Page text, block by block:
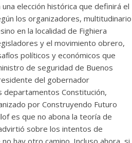
elección histórica que definirá el
los organizadores, multitudinario
en la localidad de Fighiera
y el movimiento obrero,
políticos y económicos que
de seguridad de Buenos
del gobernador
departamentos Constitución,
por Construyendo Futuro
es que no abona la teoría de
sobre los intentos de
hay otro camino. Incluso ahora, si